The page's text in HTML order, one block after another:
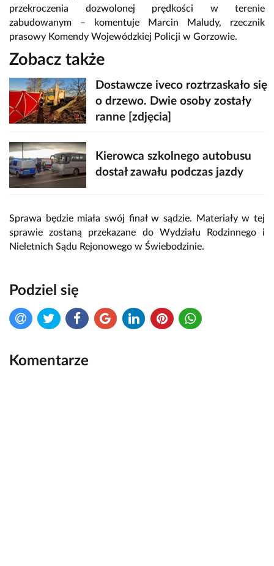
przekroczenia dozwolonej prędkości w terenie
zabudowanym – komentuje Marcin Maludy, rzecznik
prasowy Komendy Wojewódzkiej Policji w Gorzowie.
Zobacz także
Dostawcze iveco roztrzaskało się
o drzewo. Dwie osoby zostały
ranne [zdjęcia]
Kierowca szkolnego autobusu
dostał zawału podczas jazdy
Sprawa będzie miała swój finał w sądzie. Materiały w tej
sprawie zostaną przekazane do Wydziału Rodzinnego i
Nieletnich Sądu Rejonowego w Świebodzinie.
Podziel się
Komentarze